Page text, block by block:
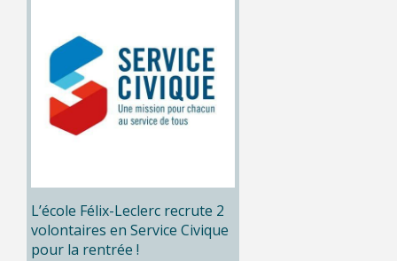
L’école Félix-Leclerc recrute 2
volontaires en Service Civique
pour la rentrée !